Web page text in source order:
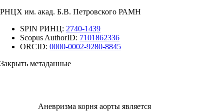
РНЦХ им. акад. Б.В. Петровского РАМН
SPIN РИНЦ: 2740-1439
Scopus AuthorID: 7101862336
ORCID: 0000-0002-9280-8845
Закрыть метаданные
Аневризма корня аорты является